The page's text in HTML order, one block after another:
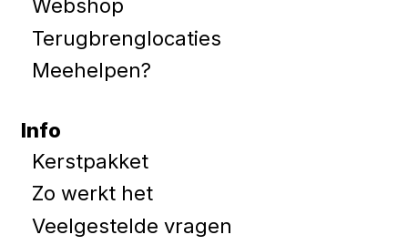
Webshop
Terugbrenglocaties
Meehelpen?
Info
Kerstpakket
Zo werkt het
Veelgestelde vragen